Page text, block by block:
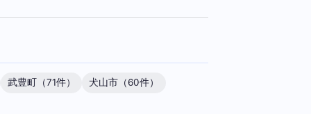
武豊町（71件）
犬山市（60件）